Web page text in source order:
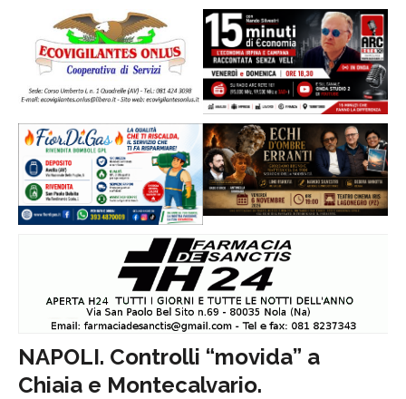
NAPOLI. Controlli “movida” a
Chiaia e Montecalvario.